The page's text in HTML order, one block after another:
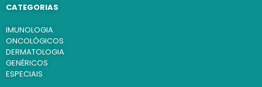
CATEGORIAS
IMUNOLOGIA
ONCOLÓGICOS
DERMATOLOGIA
GENÉRICOS
ESPECIAIS